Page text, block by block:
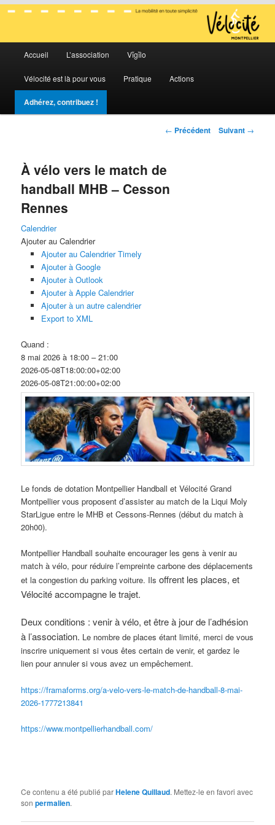
Vélocité Grand Montpellier
La mobilité en toute simplicité
Aller
au
contenu
Aller
au
contenu
Accueil L’association Vĭgĭlo
Vélocité est là pour vous Pratique Actions
Adhérez, contribuez !
Navigation
← Précédent Suivant →
À vélo vers le match de
handball MHB – Cesson
Rennes
Calendrier
Ajouter au Calendrier
Ajouter au Calendrier Timely
Ajouter à Google
Ajouter à Outlook
Ajouter à Apple Calendrier
Ajouter à un autre calendrier
Export to XML
Quand :
8 mai 2026 à 18:00 – 21:00
2026-05-08T18:00:00+02:00
2026-05-08T21:00:00+02:00
Le fonds de dotation Montpellier Handball et Vélocité Grand
Montpellier vous proposent d’assister au match de la Liqui Moly
StarLigue entre le MHB et Cessons-Rennes (début du match à
20h00).
Montpellier Handball souhaite encourager les gens à venir au
match à vélo, pour réduire l’empreinte carbone des déplacements
et la congestion du parking voiture. Ilsoffrent les places, et
Vélocité accompagne le trajet.
Deux conditions : venir à vélo, et être à jour de l’adhésion
à l’association. Le nombre de places étant limité, merci de vous
inscrire uniquement si vous êtes certain de venir, et gardez le
lien pour annuler si vous avez un empêchement.
https://framaforms.org/a-velo-vers-le-match-de-handball-8-mai-
2026-1777213841
https://www.montpellierhandball.com/
Ce contenu a été publié parHelene Quillaud. Mettez-le en favori avec
sonpermalien.